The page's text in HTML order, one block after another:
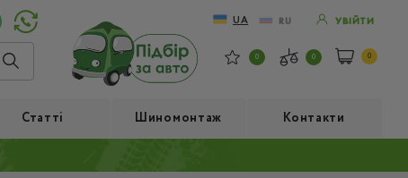
UA RU УВІЙТИ
0 0 0
Статті Шиномонтаж Контакти